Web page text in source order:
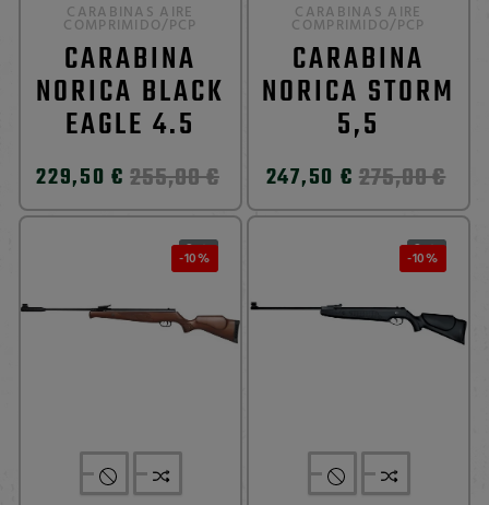
CARABINAS AIRE
COMPRIMIDO/PCP
CARABINA
NORICA BLACK
EAGLE 4.5
229,50 € 255,00 €
CARABINAS AIRE
COMPRIMIDO/PCP
CARABINA
NORICA STORM
5,5
247,50 € 275,00 €
-10%
0  -10%
0 